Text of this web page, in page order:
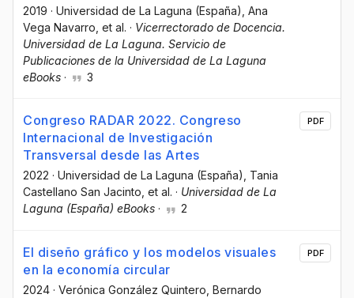
2019 · Universidad de La Laguna (España) , Ana
Vega Navarro , et al. · Vicerrectorado de Docencia.
Universidad de La Laguna. Servicio de
Publicaciones de la Universidad de La Laguna
eBooks · 3
Congreso RADAR 2022. Congreso
Internacional de Investigación
Transversal desde las Artes
2022 · Universidad de La Laguna (España)
, Tania
Castellano San Jacinto , et al. · Universidad de La
Laguna (España) eBooks · 2
PDF
El diseño gráfico y los modelos visuales
en la economía circular
2024 · Verónica González Quintero , Bernardo
PDF